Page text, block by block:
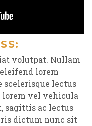
volutpat. Nullam
lorem
scelerisque lectus
lorem vel vehicula
sagittis ac lectus
dictum nunc sit